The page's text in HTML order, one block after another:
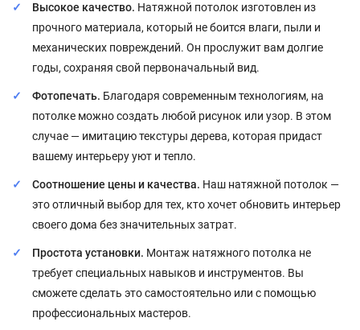
Высокое качество. Натяжной потолок изготовлен из
прочного материала, который не боится влаги, пыли и
механических повреждений. Он прослужит вам долгие
годы, сохраняя свой первоначальный вид.
Фотопечать. Благодаря современным технологиям, на
потолке можно создать любой рисунок или узор. В этом
случае — имитацию текстуры дерева, которая придаст
вашему интерьеру уют и тепло.
Соотношение цены и качества. Наш натяжной потолок —
это отличный выбор для тех, кто хочет обновить интерьер
своего дома без значительных затрат.
Простота установки. Монтаж натяжного потолка не
требует специальных навыков и инструментов. Вы
сможете сделать это самостоятельно или с помощью
профессиональных мастеров.